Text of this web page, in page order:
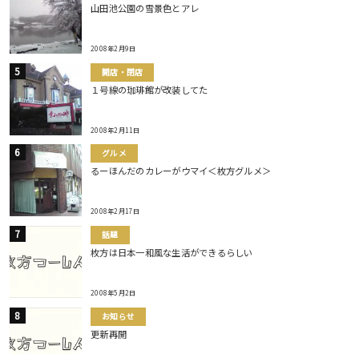
山田池公園の雪景色とアレ
2008年2月9日
開店・閉店
１号線の珈琲館が改装してた
2008年2月11日
グルメ
るーほんだのカレーがウマイ＜枚方グルメ＞
2008年2月17日
話題
枚方は日本一和風な生活ができるらしい
2008年5月2日
お知らせ
更新再開